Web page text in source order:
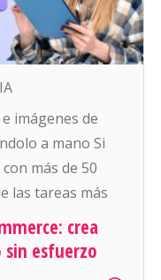
imágenes de
a mano Si
más de 50
las tareas más
descripciones
fotos para cada
o miles de
crea
esfuerzo